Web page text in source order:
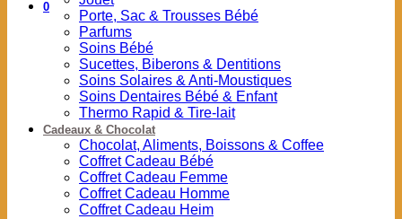
0
Porte, Sac & Trousses Bébé
Parfums
Soins Bébé
Sucettes, Biberons & Dentitions
Soins Solaires & Anti-Moustiques
Soins Dentaires Bébé & Enfant
Thermo Rapid & Tire-lait
Cadeaux & Chocolat
Chocolat, Aliments, Boissons & Coffee
Coffret Cadeau Bébé
Coffret Cadeau Femme
Coffret Cadeau Homme
Coffret Cadeau Heim